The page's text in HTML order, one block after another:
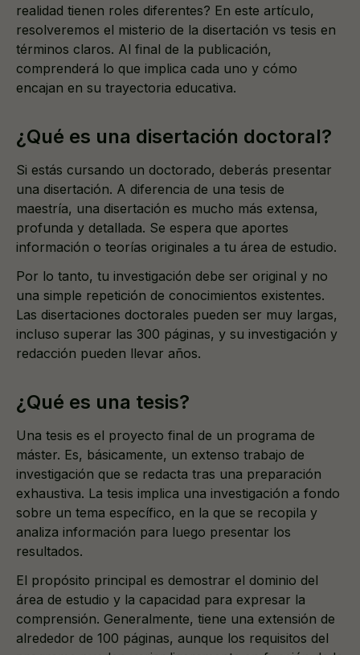
realidad tienen roles diferentes? En este artículo,
resolveremos el misterio de la disertación vs tesis en
términos claros. Al final de la publicación,
comprenderá lo que implica cada uno y cómo
encajan en su trayectoria educativa.
¿Qué es una disertación doctoral?
Si estás cursando un doctorado, deberás presentar
una disertación. A diferencia de una tesis de
maestría, una disertación es mucho más extensa,
profunda y detallada. Se espera que aportes
información o teorías originales a tu área de estudio.
Por lo tanto, tu investigación debe ser original y no
una simple repetición de conocimientos existentes.
Las disertaciones doctorales pueden ser muy largas,
incluso superar las 300 páginas, y su investigación y
redacción pueden llevar años.
¿Qué es una tesis?
Una tesis es el proyecto final de un programa de
máster. Es, básicamente, un extenso trabajo de
investigación que se redacta tras una preparación
exhaustiva. La tesis implica una investigación a fondo
sobre un tema específico, en la que se recopila y
analiza información para luego presentar los
resultados.
El propósito principal es demostrar el dominio del
área de estudio y la capacidad para expresar la
comprensión. Generalmente, tiene una extensión de
alrededor de 100 páginas, aunque los requisitos del